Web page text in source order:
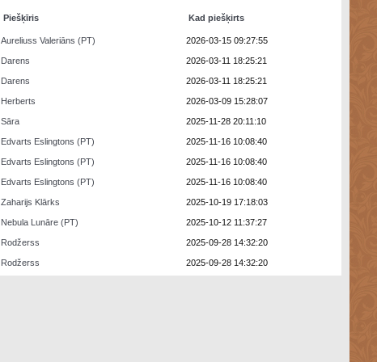
Piešķīris Kad piešķirts
Aureliuss Valeriāns (PT) 2026-03-15 09:27:55
Darens 2026-03-11 18:25:21
Darens 2026-03-11 18:25:21
Herberts 2026-03-09 15:28:07
Sāra 2025-11-28 20:11:10
Edvarts Eslingtons (PT) 2025-11-16 10:08:40
Edvarts Eslingtons (PT) 2025-11-16 10:08:40
Edvarts Eslingtons (PT) 2025-11-16 10:08:40
Zaharijs Klārks 2025-10-19 17:18:03
Nebula Lunāre (PT) 2025-10-12 11:37:27
Rodžerss 2025-09-28 14:32:20
Rodžerss 2025-09-28 14:32:20